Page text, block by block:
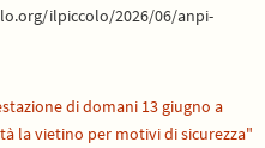
ilpiccolo/2026/06/anpi-
di domani 13 giugno a
la vietino per motivi di sicurezza"